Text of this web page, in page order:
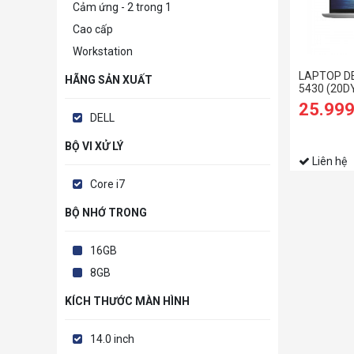
Cảm ứng - 2 trong 1
Cao cấp
Workstation
HÃNG SẢN XUẤT
DELL
BỘ VI XỬ LÝ
Core i7
BỘ NHỚ TRONG
16GB
8GB
KÍCH THƯỚC MÀN HÌNH
14.0 inch
LAPTOP
5430
RAM/
FHD+/
Liên hệ